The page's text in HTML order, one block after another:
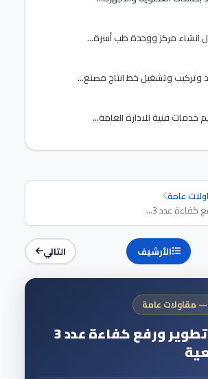
انشاء مركز ووحدة طب أسرة...
وتركيب وتشغيل خط انتاج مصنع...
خدمات فنية للادارة العامة...
عامة
عدد 3...
الأرشيف التالي
مقاولات عامة
تنفيذ عملية تطوير ورفع كفاءة عدد 3